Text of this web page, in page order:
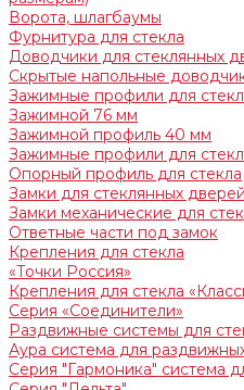
Ворота, шлагбаумы
Фурнитура для стекла
Доводчики для стеклянных
Скрытые напольные
Зажимные профили для
Зажимной 76 мм
Зажимной профиль 40 мм
Зажимные профили для
Опорный профиль для стекла
Замки для стеклянных дверей
Замки механические для
Ответные части под замок
Крепления для стекла
«Точки Россия»
Крепления для стекла
Серия «Соединители»
Раздвижные системы для
Аура система для
Серия "Гармоника" система